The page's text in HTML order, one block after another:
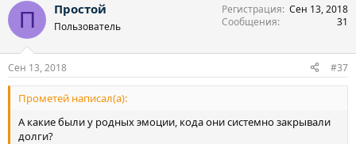
П Простой
Пользователь
Регистрация Сен 13, 2018
Сообщения
31
Сен 13, 2018 #37
Прометей написал(а):
А какие были у родных эмоции, кода они системно закрывали
долги?